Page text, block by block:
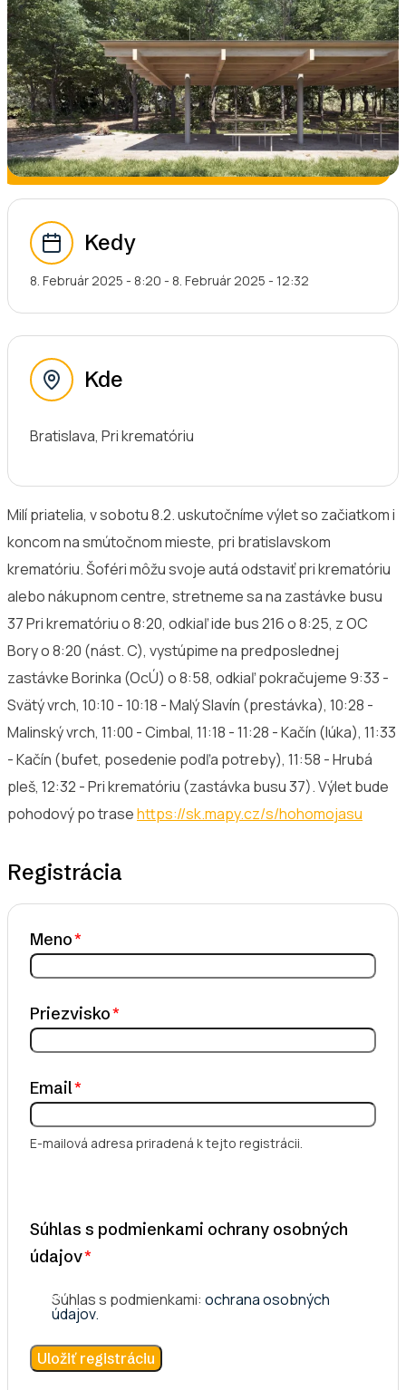
Kedy
8. Február 2025 - 8:20 - 8. Február 2025 - 12:32
Kde
Bratislava, Pri krematóriu
Milí priatelia, v sobotu 8.2. uskutočníme výlet so začiatkom i
koncom na smútočnom mieste, pri bratislavskom
krematóriu. Šoféri môžu svoje autá odstaviť pri krematóriu
alebo nákupnom centre, stretneme sa na zastávke busu
37 Pri krematóriu o 8:20, odkiaľ ide bus 216 o 8:25, z OC
Bory o 8:20 (nást. C), vystúpime na predposlednej
zastávke Borinka (OcÚ) o 8:58, odkiaľ pokračujeme 9:33 -
Svätý vrch, 10:10 - 10:18 - Malý Slavín (prestávka), 10:28 -
Malinský vrch, 11:00 - Cimbal, 11:18 - 11:28 - Kačín (lúka), 11:33
- Kačín (bufet, posedenie podľa potreby), 11:58 - Hrubá
pleš, 12:32 - Pri krematóriu (zastávka busu 37). Výlet bude
pohodový po trasehttps://sk.mapy.cz/s/hohomojasu
Registrácia
Meno
Priezvisko
Email
E-mailová adresa priradená k tejto registrácii.
Súhlas s podmienkami ochrany osobných
údajov
Súhlas s podmienkami: ochrana osobných
údajov.